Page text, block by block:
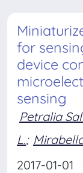
for
device
sensing
Petralia
L.;
2017-01-01